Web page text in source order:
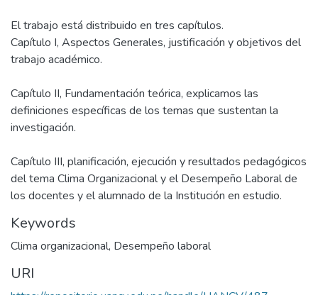
El trabajo está distribuido en tres capítulos.
Capítulo I, Aspectos Generales, justificación y objetivos del
trabajo académico.
Capítulo II, Fundamentación teórica, explicamos las
definiciones específicas de los temas que sustentan la
investigación.
Capítulo III, planificación, ejecución y resultados pedagógicos
del tema Clima Organizacional y el Desempeño Laboral de
los docentes y el alumnado de la Institución en estudio.
Keywords
Clima organizacional, Desempeño laboral
URI